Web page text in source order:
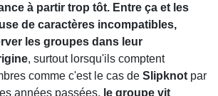
à partir trop tôt. Entre ça et les
de caractères incompatibles,
les groupes dans leur
, surtout lorsqu'ils comptent
comme c'est le cas de Slipknot par
années passées, le groupe vit